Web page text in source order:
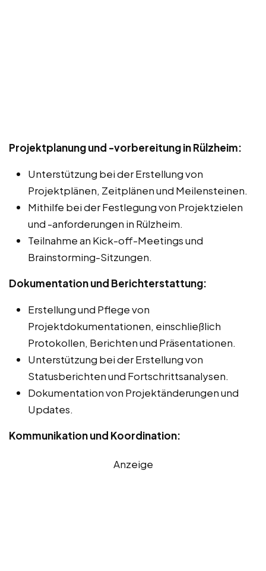
Projektplanung und -vorbereitung in Rülzheim:
Unterstützung bei der Erstellung von
Projektplänen, Zeitplänen und Meilensteinen.
Mithilfe bei der Festlegung von Projektzielen
und -anforderungen in Rülzheim.
Teilnahme an Kick-off-Meetings und
Brainstorming-Sitzungen.
Dokumentation und Berichterstattung:
Erstellung und Pflege von
Projektdokumentationen, einschließlich
Protokollen, Berichten und Präsentationen.
Unterstützung bei der Erstellung von
Statusberichten und Fortschrittsanalysen.
Dokumentation von Projektänderungen und
Updates.
Kommunikation und Koordination:
Anzeige